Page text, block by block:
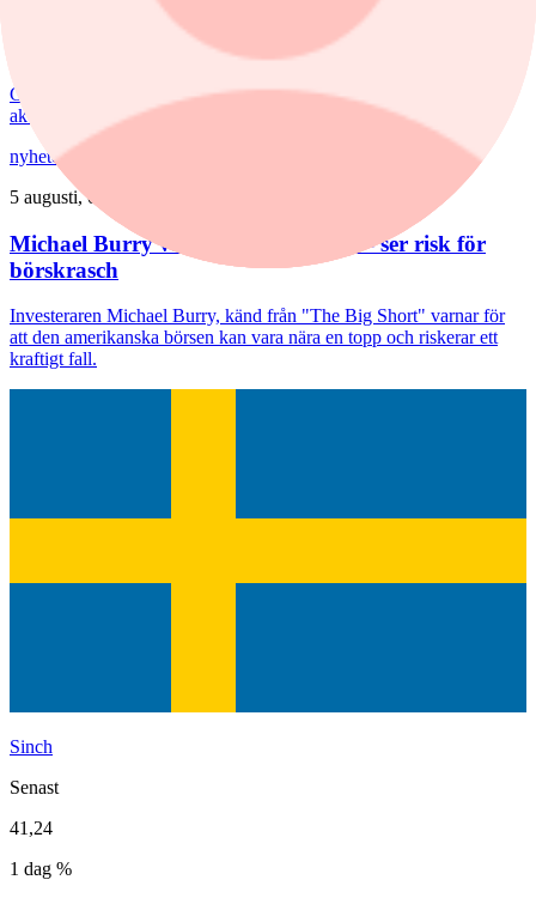
Tyska klädjätten köpstämplas
Goldman Sachs sänker riktkursen för Sandvik. Här är dagens
aktierekommendationer.
nyheter/
5 augusti, 09:26
Michael Burry varnar för börstopp – ser risk för
börskrasch
Investeraren Michael Burry, känd från "The Big Short" varnar för
att den amerikanska börsen kan vara nära en topp och riskerar ett
kraftigt fall.
Sinch
Senast
41,24
1 dag %